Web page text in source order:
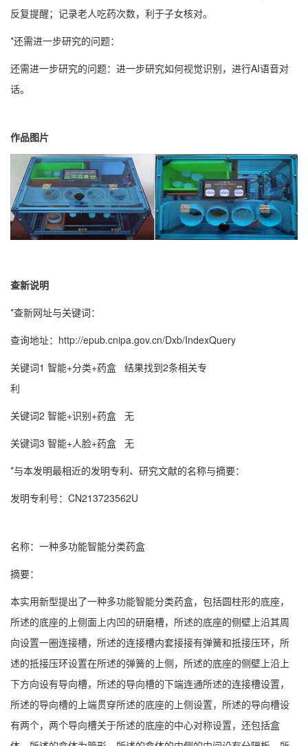
反复提醒；记录老人吃药次数，利于子女核对。
*还需进一步研究的问题：
还需进一步研究的问题：进一步研究如何视觉识别，进行AI语音对
话。
作品图片
查新说明
*查新网址与关键词：
查询地址：http://epub.cnipa.gov.cn/Dxb/IndexQuery
关键词1 智能+分类+药盒 结果找到2条相关专
利
关键词2 智能+识别+药盒 无
关键词3 智能+人脸+药盒 无
*与本发明最相近的发明专利、研究文献的名称与摘要：
发明专利号：CN213723562U
名称：一种多功能智能分类药盒
摘要：
本实用新型提出了一种多功能智能分类药盒，包括圆柱形的底座，
所述的底座的上侧面上内凹的研磨槽，所述的底座的侧壁上沿其周
向设置一圈连接槽，所述的连接槽内套接接有弹簧和抵接压环，所
述的抵接压环设置在所述的弹簧的上侧，所述的底座的侧壁上沿上
下方向设有导向槽，所述的导向槽的下端连通所述的连接槽设置，
所述的导向槽的上端贯穿所述的底座的上侧设置，所述的导向槽设
有两个，两个导向槽关于所述的底座的中心对称设置，还包括盒